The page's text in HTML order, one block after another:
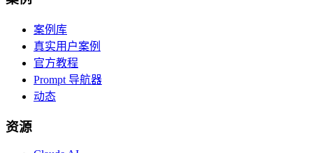
案例库
真实用户案例
官方教程
Prompt 导航器
动态
资源